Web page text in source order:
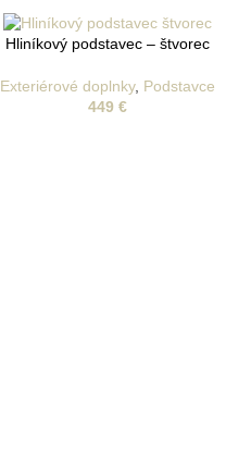
Hliníkový podstavec – štvorec
Exteriérové doplnky, Podstavce
449 €